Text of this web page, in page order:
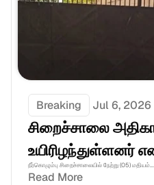
Breaking Jul 6, 2026
சிறைச்சாலை
உயிரிழந்துள்ளனர்
நீர்கொழும்பு சிறைச்சாலையில் நேற்று (05) மதியம்...
Read More